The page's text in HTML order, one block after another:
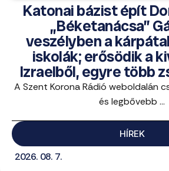
Katonai bázist épít
„Béketanácsa”
veszélyben a
iskolák; erősödik a
Izraelből, egyre több
A Szent Korona Rádió weboldalán
és legbővebb ...
HÍREK
2026. 08. 7.